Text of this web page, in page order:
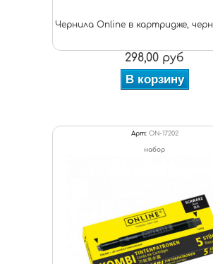
Чернила Online в картридже,
298,00 руб
В корзину
Арт: ON-17202
набор